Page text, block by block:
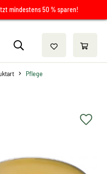
mindestens 50 % sparen!
Pflege